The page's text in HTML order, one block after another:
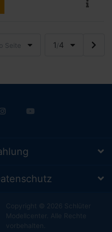
Seite 1/4
Copyright © 2026 Schlüter
Modellcenter. Alle Rechte
vorbehalten.